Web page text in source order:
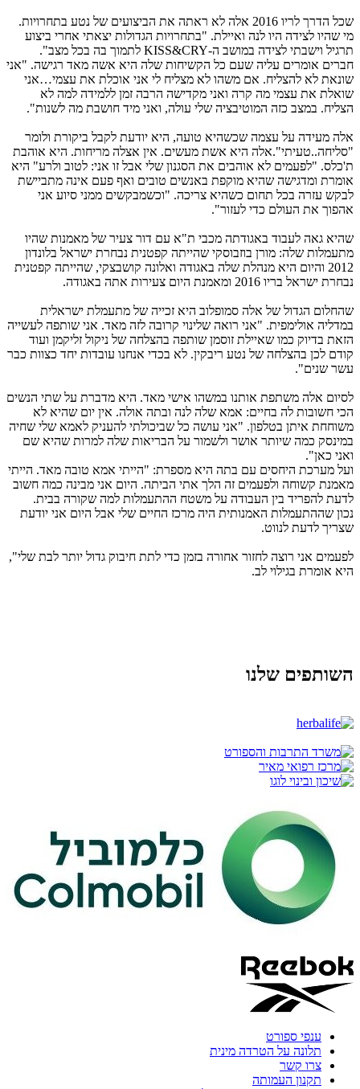
שכל הדרך לריו 2016 אלה לא ראתה את הביצועים של נטע בתחרויות.
שהיו לצידה היו לנה ואיילת. "בתחרויות הגדולות יצאתי אחרי ביצוע
תרגיל וישבתי לצידה במושב ה-KISS&CRY לתמוך בה בכל מצב".
אומרים עליה שעם כל הקשיחות שלה היא אשה מאד רגישה. "אני
לא להצליח. אם משהו לא מצליח לי אני אוכלת את עצמי…אני
את עצמי מה קרה ואני מקדישה הרבה זמן ללמידה למה לא
במצב כזה המוטיבציה שלי עולה, ואני מיד חושבת מה לשנות".
מעידה על עצמה שכשהיא טועה, היא יודעת לקבל ביקורת ולומר
היא אשת מעשים. אין אצלה מריחות. היא אוהבת
"לפעמים לא אוהבים את הסגנון שלי אבל זו אני: לטוב ולרע" היא
ומדגישה שהיא מוקפת באנשים טובים ואף פעם אינה מתביישת
עזרה בכל תחום כשהיא צריכה. "וכשמבקשים ממני סיוע אני
את העולם כדי לעזור".
גאה לעבוד באגודתה מכבי ת"א עם דור צעיר של מאמנות שהיו
שלה: מורן בוזבוסקי שהייתה קפטנית נבחרת ישראל בלונדון
2012 והיום היא מנהלת שלה באגודה ואלונה קושבצקי, שהייתה קפטנית
ישראל בריו 2016 ומאמנת היום צעירות אתה באגודה.
הגדול של אלה סמופלוב היא זכייה של מתעמלת ישראלית
אולימפית. "אני רואה שלינוי קרובה לזה מאד. אני שותפה לעשייה
בדיוק כמו שאיילת זוסמן שותפה בהצלחה של ניקול זליקמן ועוד
לכן בהצלחה של נטע ריבקין. לא בכדי אנחנו עובדות יחד כצוות כבר
שנים".
אלה משתפת אותנו במשהו אישי מאד. היא מדברת על שתי הנשים
חשובות לה בחיים: אמא שלה לנה ובתה אולה. אין יום שהיא לא
איתן בטלפון. "אני עושה כל שביכולתי להעניק לאמא שלי שחיה
כמה שיותר אושר ולשמור על הבריאות שלה למרות שהיא שם
כאן".
מערכת היחסים עם בתה היא מספרת: "הייתי אמא טובה מאד. הייתי
קשוחה ולפעמים זה הלך אתי הביתה. היום אני מבינה כמה חשוב
להפריד בין העבודה על משטח ההתעמלות למה שקורה בבית.
שההתעמלות האמנותית היה מרכז החיים שלי אבל היום אני יודעת
לדעת לנווט.
אני רוצה לחזור אחורה בזמן כדי לתת חיבוק גדול יותר לבת שלי",
אומרת בגילוי לב.
שלנו
ענפי ספורט
תלונה על הטרדה מינית
צרו קשר
תקנון העמותה